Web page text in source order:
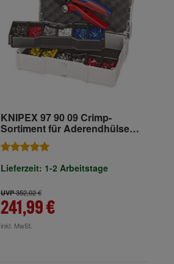
KNIPEX 97 90 09 Crimp-
Sortiment für Aderendhülsen
9-teilig 265 mm
Lieferzeit: 1-2 Arbeitstage
UVP352,02 €
241,99 €
inkl. MwSt.